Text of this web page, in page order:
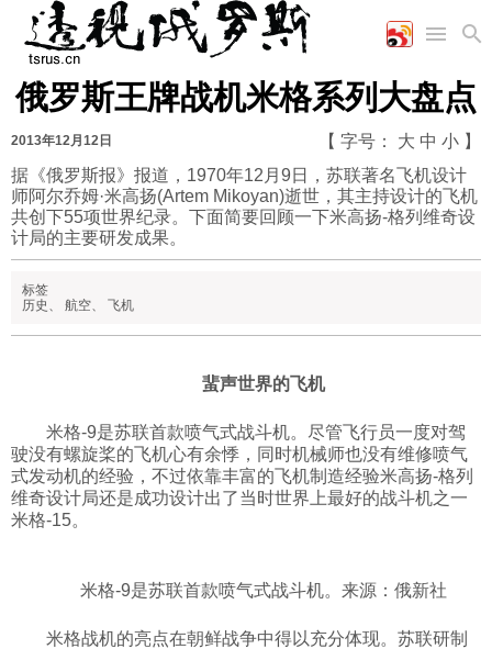
首页
国际
时政
军事
海军
陆军
军事合作
经济
商业
工业
能源
农业
科技
教育
美食
娱乐
高清图片
漫画
视频
图表
俄罗斯王牌战机米格系列大盘点
2013年12月12日 【 字号： 大 中 小 】
据《俄罗斯报》报道，1970年12月9日，苏联著名飞机设计
师阿尔乔姆·米高扬(Artem Mikoyan)逝世，其主持设计的飞机
共创下55项世界纪录。下面简要回顾一下米高扬-格列维奇设
计局的主要研发成果。
标签
历史 、 航空、 飞机
蜚声世界的飞机
米格-9是苏联首款喷气式战斗机。尽管飞行员一度对驾
驶没有螺旋桨的飞机心有余悸，同时机械师也没有维修喷气
式发动机的经验，不过依靠丰富的飞机制造经验米高扬-格列
维奇设计局还是成功设计出了当时世界上最好的战斗机之一
米格-15。
米格-9是苏联首款喷气式战斗机。来源：俄新社
米格战机的亮点在朝鲜战争中得以充分体现。苏联研制